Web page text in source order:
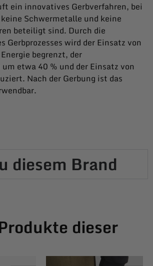
ein innovatives Gerbverfahren, bei
Schwermetalle und keine
beteiligt sind. Durch die
Gerbprozesses wird der Einsatz von
begrenzt, der
etwa 40 % und der Einsatz von
Nach der Gerbung ist das
diesem Brand​
dieser